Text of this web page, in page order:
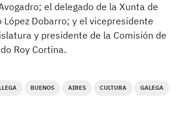
el delegado de la Xunta de
López Dobarro; y el vicepresidente
y presidente de la Comisión de
Roy Cortina.
BUENOS AIRES CULTURA GALEGA